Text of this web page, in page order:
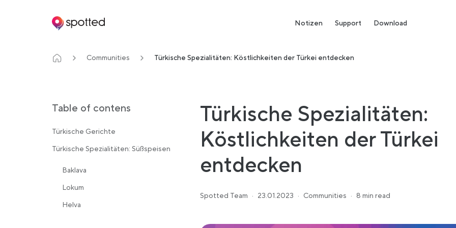
Main navigation Notizen Support Download
Communities Türkische Spezialitäten: Köstlichkeiten der Türkei entdecken
Table of contens
Türkische Gerichte
Türkische Spezialitäten: Süßspeisen
Baklava
Lokum
Helva
Türkische Spezialitäten:
Köstlichkeiten der Türkei
entdecken
Spotted Team · 23.01.2023 · Communities · 8 min read